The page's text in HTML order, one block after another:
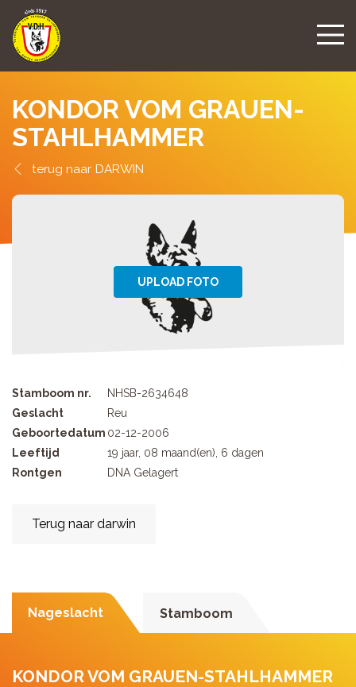
KONDOR VOM GRAUEN-
STAHLHAMMER
DARWIN
Stamboom nr.
NHSB-2634648
Geslacht
Reu
Geboortedatum 02-12-2006
Leeftijd
19 jaar, 08 maand(en), 6 dagen
Rontgen
DNA Gelagert
Terug naar darwin
Nageslacht Stamboom
KONDOR VOM GRAUEN-STAHLHAMMER